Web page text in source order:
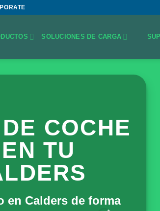
SOLUCIONES DE CARGA
COCHE
TU
en Calders de forma